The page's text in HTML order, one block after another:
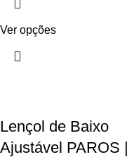
Ver opções
Lençol de Baixo
Ajustável PAROS |